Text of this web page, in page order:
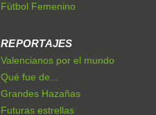
Fútbol Femenino
REPORTAJES
Valencianos por el mundo
Qué fue de...
Grandes Hazañas
Futuras estrellas